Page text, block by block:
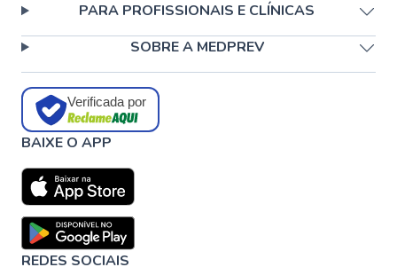
PARA PROFISSIONAIS E CLÍNICAS
SOBRE A MEDPREV
Verificada por
BAIXE O APP
REDES SOCIAIS